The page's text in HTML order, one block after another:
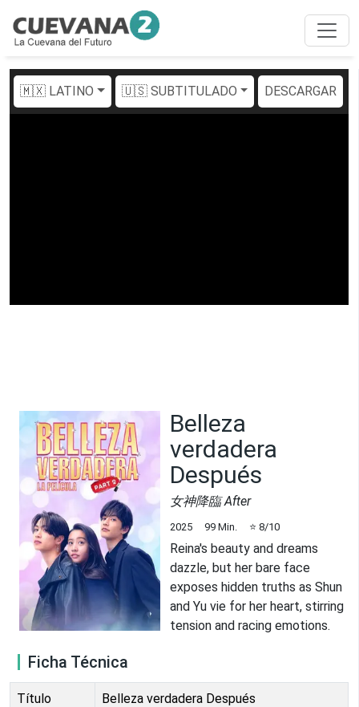
🇲🇽 LATINO 🇺🇸 SUBTITULADO DESCARGAR
Belleza
verdadera
Después
女神降臨 After
2025 99 Min. ⭐ 8/10
Reina's beauty and dreams
dazzle, but her bare face
exposes hidden truths as Shun
and Yu vie for her heart, stirring
tension and racing emotions.
Ficha Técnica
Título Belleza verdadera Después